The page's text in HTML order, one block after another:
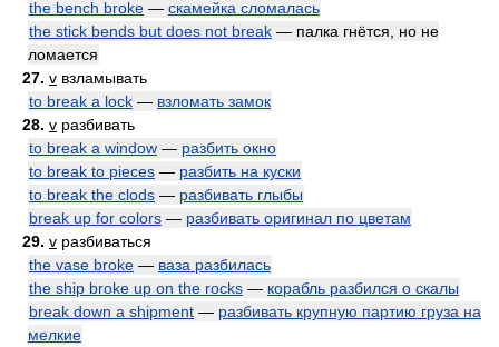
the bench broke — скамейка сломалась
the stick bends but does not break — палка гнётся, но не
ломается
27. v взламывать
to break a lock — взломать замок
28. v разбивать
to break a window — разбить окно
to break to pieces — разбить на куски
to break the clods — разбивать глыбы
break up for colors — разбивать оригинал по цветам
29. v разбиваться
the vase broke — ваза разбилась
the ship broke up on the rocks — корабль разбился о скалы
break down a shipment — разбивать крупную партию груза на
мелкие